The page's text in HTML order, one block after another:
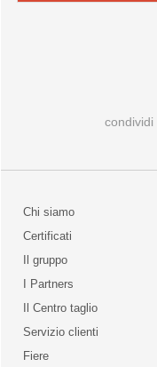
condividi
Chi siamo
qualità
Certificati
Il gruppo
I Partners
Il Centro taglio
Servizio clienti
Fiere